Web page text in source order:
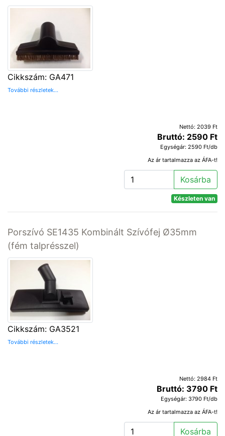
Cikkszám: GA471
További részletek...
Nettó: 2039 Ft
Bruttó: 2590 Ft
Egységár: 2590 Ft/db
Az ár tartalmazza az ÁFA-t!
Kosárba
Készleten van
Porszívó SE1435 Kombinált Szívófej Ø35mm
(fém talprésszel)
Cikkszám: GA3521
További részletek...
Nettó: 2984 Ft
Bruttó: 3790 Ft
Egységár: 3790 Ft/db
Az ár tartalmazza az ÁFA-t!
Kosárba